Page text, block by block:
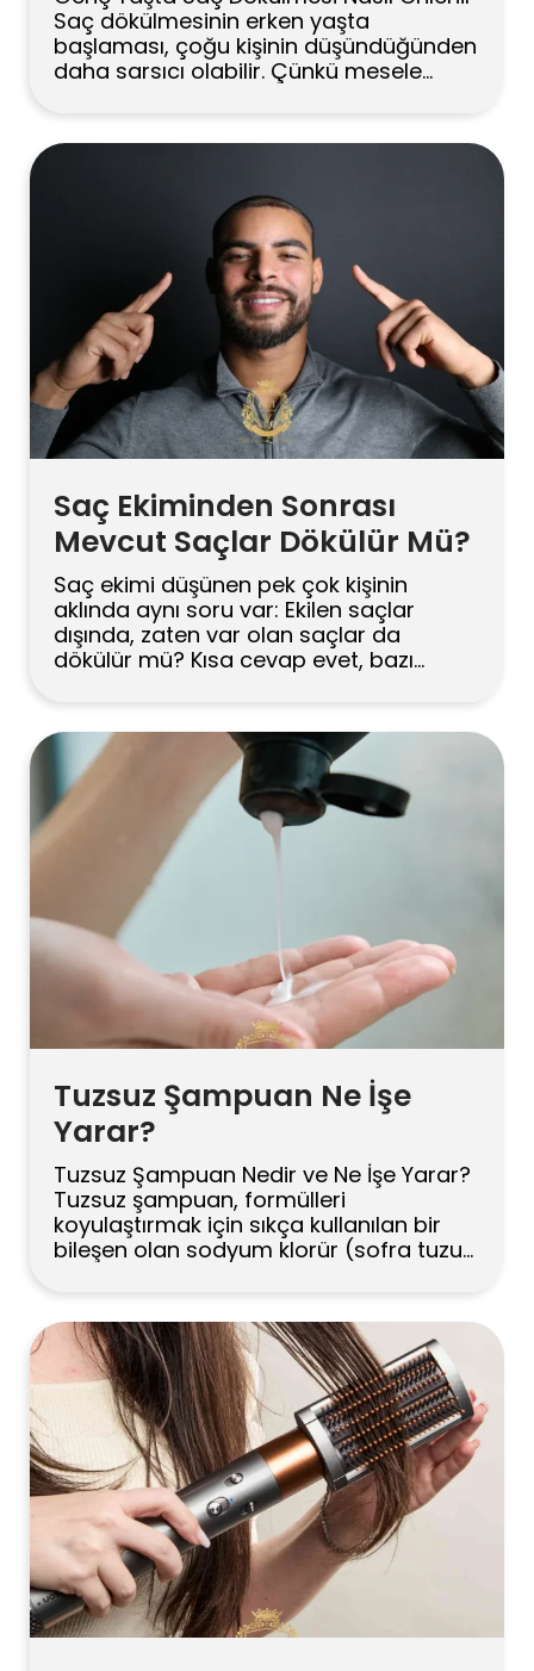
Saç dökülmesinin erken yaşta
başlaması, çoğu kişinin düşündüğünden
daha sarsıcı olabilir. Çünkü mesele
kendine bakışını, özgüvenini ve günlük
ruh halini de etkiler. Üstelik bu süreç
seçeneklerini, medikal değerlendirmeyi
ya da olası işlemleri düşünmeye hazır
değilken başlar. Yine de tablo her […]
Saç Ekiminden Sonrası
Mevcut Saçlar Dökülür Mü?
Saç ekimi düşünen pek çok kişinin
aklında aynı soru var: Ekilen saçlar
dışında, zaten var olan saçlar da
dökülür mü? Kısa cevap evet, bazı
görülebilir. Bu durum çoğu zaman kalıcı
bir kayıp anlamına gelmez; daha çok
“şok dökülme” olarak bilinen, iyileşme
sürecine bağlı geçici bir evredir. Özellikle
ekim yapılan alanda hâlâ […]
Tuzsuz Şampuan Ne İşe
Yarar?
Tuzsuz Şampuan Nedir ve Ne İşe Yarar?
Tuzsuz şampuan, formülleri
koyulaştırmak için sıkça kullanılan bir
bileşen olan sodyum klorür (sofra tuzu)
çıkarılmasıyla bu şampuanlar kuru,
boyalı veya kimyasal olarak
düzleştirilmiş saçlar için daha nazik
hissedebilir ve özellikle keratin veya
Brezilya fönü işlemlerinden sonra
kabarma, kuruluk ve saç derisi tahrişini
azaltmaya yardımcı olabilir. […]